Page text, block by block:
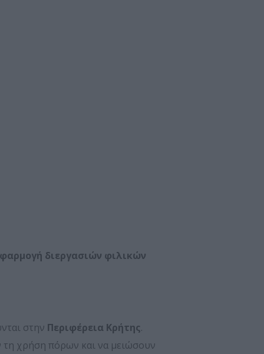
διεργασιών φιλικών
στην Περιφέρεια Κρήτης.
τη χρήση πόρων και να μειώσουν